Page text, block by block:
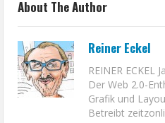
About The Author
Reiner Eckel
REINER ECKEL
Der Web 2.0-
Grafik und
Betreibt